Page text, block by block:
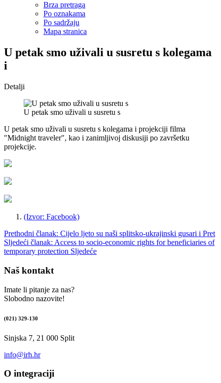
Brza pretraga
Po oznakama
Po sadržaju
Mapa stranica
U petak smo uživali u susretu s kolegama
i
Detalji
U petak smo uživali u susretu s
U petak smo uživali u susretu s kolegama i projekciji filma
"Midnight traveler", kao i zanimljivoj diskusiji po završetku
projekcije.
(Izvor: Facebook)
Prethodni članak: Cijelo ljeto su naši splitsko-ukrajinski gusari i Pret
Sljedeći članak: Access to socio-economic rights for beneficiaries of
temporary protection Sljedeće
Naš kontakt
Imate li pitanje za nas?
Slobodno nazovite!
(021) 329-130
Sinjska 7, 21 000 Split
info@irh.hr
O integraciji